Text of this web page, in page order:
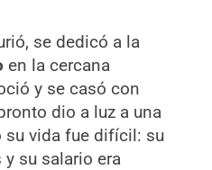
se dedicó a la
en la cercana
y se casó con
dio a luz a una
su vida fue difícil: su
su salario era